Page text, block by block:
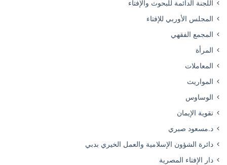
اللجنة الدائمة للبحوث والإفتاء
المجلس الأوربي للإفتاء
المجمع الفقهي
المرأة
المعاملات
المواريث
الوساوس
تقوية الإيمان
د.مسعود صبري
دائرة الشؤون الإسلامية والعمل الخيري بدبي
دار الإفتاء المصرية